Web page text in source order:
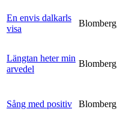
En envis dalkarls
visa
Längtan heter min
arvedel
Sång med positiv